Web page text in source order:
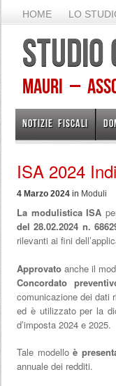
HOME LO
Mauri –
NOTIZIE FISCALI
ISA 2024
4 Marzo 2024 in Moduli
La modulistica ISA
del 28.02.2024 n.
rilevanti ai fini
Approvatoanche il
Concordato
comunicazione dei dati
ed è utilizzato per la
d’imposta 2024 e 2025.
Tale modelloè
annuale dei redditi.